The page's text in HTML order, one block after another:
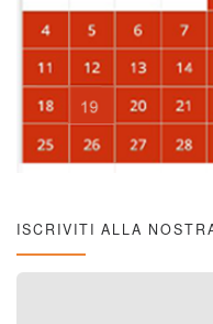
ISCRIVITI ALLA